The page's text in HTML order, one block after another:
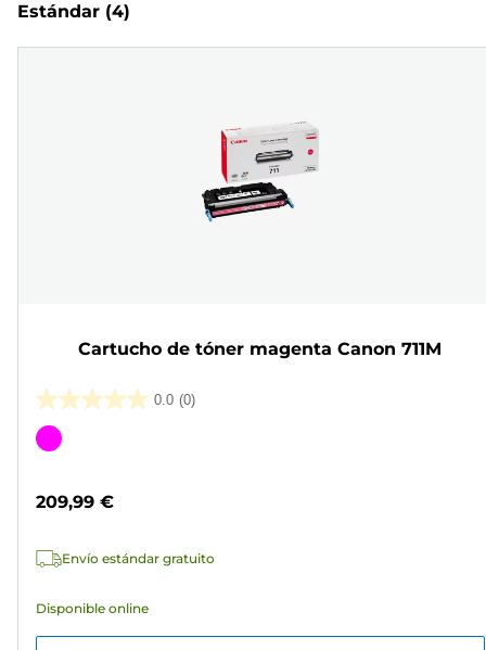
Estándar (4)
Cartucho de tóner magenta Canon 711M
0.0 (0)
0.0
de
Cartucho
209,99 €
Envío estándar gratuito
Disponible online